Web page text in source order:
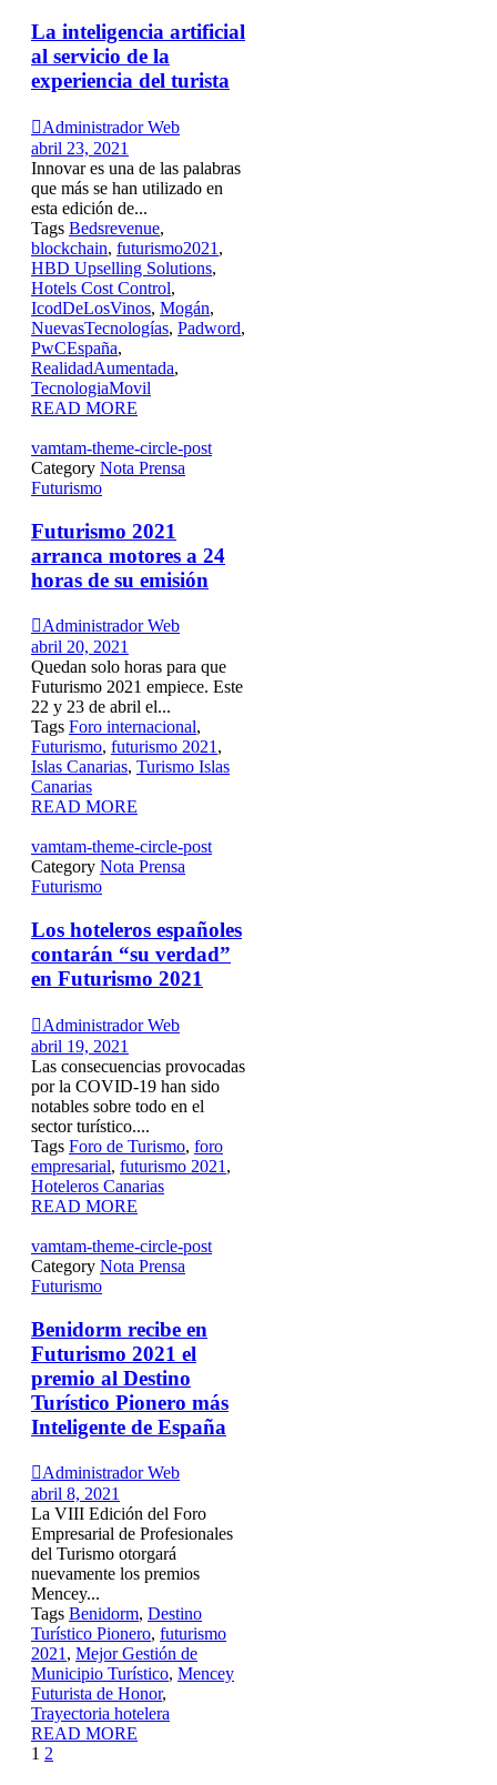
La inteligencia artificial
al servicio de la
experiencia del turista
Administrador Web
abril 23, 2021
Innovar es una de las palabras
que más se han utilizado en
esta edición de...
Tags Bedsrevenue,
blockchain, futurismo2021 ,
HBD Upselling Solutions,
Hotels Cost Control,
IcodDeLosVinos, Mogán,
NuevasTecnologías, Padword,
PwCEspaña,
RealidadAumentada,
TecnologiaMovil
READ MORE
vamtam-theme-circle-post
Category Nota Prensa
Futurismo
Futurismo 2021
arranca motores a 24
horas de su emisión
Administrador Web
abril 20, 2021
Quedan solo horas para que
Futurismo 2021 empiece. Este
22 y 23 de abril el...
Tags Foro internacional,
Futurismo, futurismo 2021 ,
Islas Canarias, Turismo Islas
Canarias
READ MORE
vamtam-theme-circle-post
Category Nota Prensa
Futurismo
Los hoteleros españoles
contarán “su verdad”
en Futurismo 2021
Administrador Web
abril 19, 2021
Las consecuencias provocadas
por la COVID-19 han sido
notables sobre todo en el
sector turístico....
Tags Foro de Turismo, foro
empresarial, futurismo 2021 ,
Hoteleros Canarias
READ MORE
vamtam-theme-circle-post
Category Nota Prensa
Futurismo
Benidorm recibe en
Futurismo 2021 el
premio al Destino
Turístico Pionero más
Inteligente de España
Administrador Web
abril 8, 2021
La VIII Edición del Foro
Empresarial de Profesionales
del Turismo otorgará
nuevamente los premios
Mencey...
Tags Benidorm, Destino
Turístico Pionero, futurismo
2021 , Mejor Gestión de
Municipio Turístico, Mencey
Futurista de Honor,
Trayectoria hotelera
READ MORE
Page
1 2